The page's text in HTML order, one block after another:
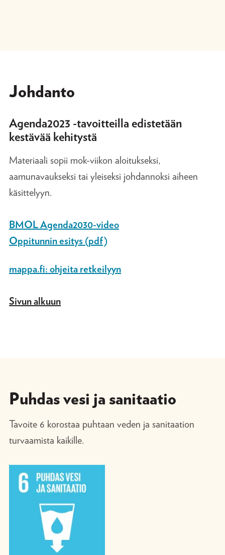
Johdanto
Agenda2023 -tavoitteilla edistetään
kestävää kehitystä
Materiaali sopii mok-viikon aloitukseksi,
aamunavaukseksi tai yleiseksi johdannoksi aiheen
käsittelyyn.
BMOL Agenda2030-video
Oppitunnin esitys (pdf)
mappa.fi: ohjeita retkeilyyn
Sivun alkuun
Puhdas vesi ja sanitaatio
Tavoite 6 korostaa puhtaan veden ja sanitaation
turvaamista kaikille.